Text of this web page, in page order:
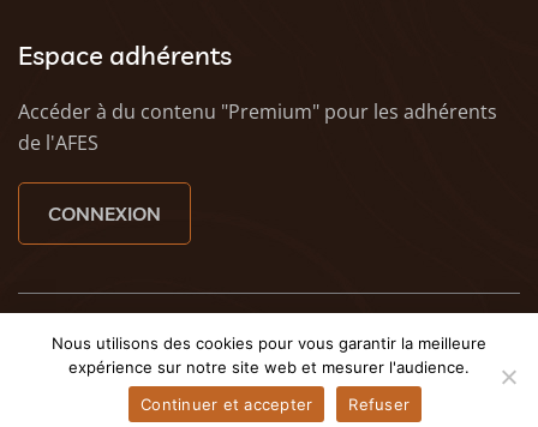
Espace adhérents
Accéder à du contenu "Premium" pour les adhérents
de l'AFES
CONNEXION
© 2023 AFES - Tous droits réservés - Une créationTony
Oheix : Agence Web CaenetWeezy - Agence web à
Caen
Nous utilisons des cookies pour vous garantir la meilleure
expérience sur notre site web et mesurer l'audience.
Continuer et accepter
Refuser